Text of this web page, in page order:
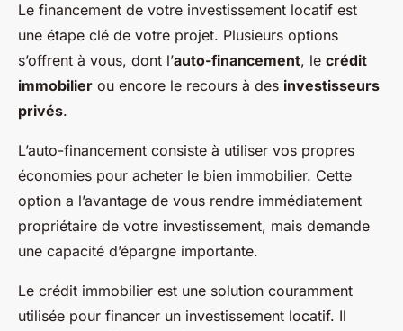
Le financement de votre investissement locatif est
une étape clé de votre projet. Plusieurs options
s’offrent à vous, dont l’auto-financement, le crédit
immobilier ou encore le recours à des investisseurs
privés.
L’auto-financement consiste à utiliser vos propres
économies pour acheter le bien immobilier. Cette
option a l’avantage de vous rendre immédiatement
propriétaire de votre investissement, mais demande
une capacité d’épargne importante.
Le crédit immobilier est une solution couramment
utilisée pour financer un investissement locatif. Il